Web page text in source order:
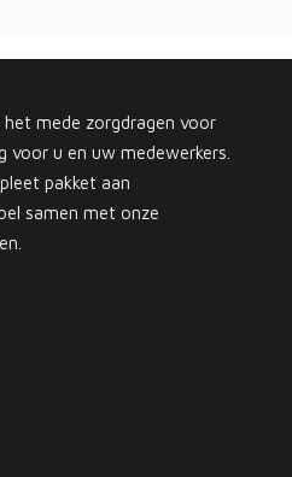
het mede zorgdragen voor
voor u en uw medewerkers.
pakket aan
samen met onze